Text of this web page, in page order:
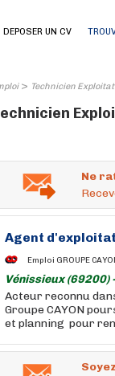
DEPOSER UN CV
> Technicien
Ne
Agent
Emploi GROUPE
Vénissieux (69200)
Acteur reconnu
Groupe CAYON
et planning pour